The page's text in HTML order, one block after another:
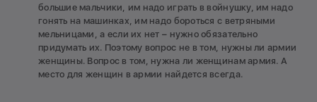
большие мальчики, им надо играть в войнушку, им надо
гонять на машинках, им надо бороться с ветряными
мельницами, а если их нет – нужно обязательно
придумать их. Поэтому вопрос не в том, нужны ли армии
женщины. Вопрос в том, нужна ли женщинам армия. А
место для женщин в армии найдется всегда.